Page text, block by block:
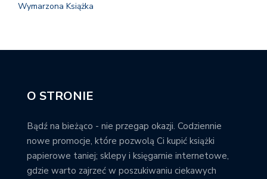
Wymarzona Książka
O STRONIE
Bądź na bieżąco - nie przegap okazji. Codziennie
nowe promocje, które pozwolą Ci kupić książki
papierowe taniej; sklepy i księgarnie internetowe,
gdzie warto zajrzeć w poszukiwaniu ciekawych